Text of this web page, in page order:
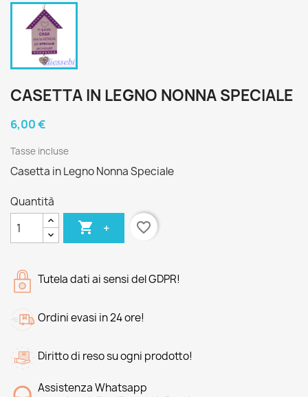
CASETTA IN LEGNO NONNA SPECIALE
6,00 €
Tasse incluse
Casetta in Legno Nonna Speciale
Quantità
 + favorite_border
Tutela dati ai sensi del GDPR!
Ordini evasi in 24 ore!
Diritto di reso su ogni prodotto!
Assistenza Whatsapp